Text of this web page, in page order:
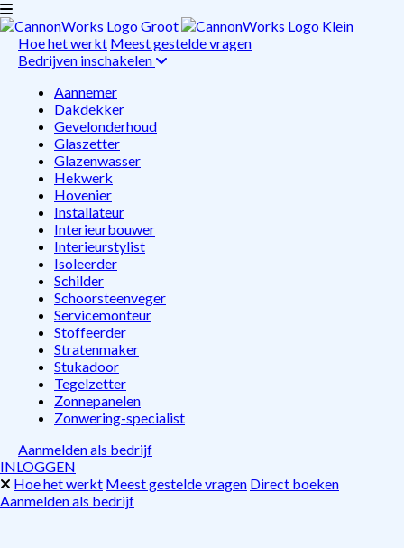
Hoe het werkt Meest gestelde vragen
Bedrijven inschakelen
Aannemer
Dakdekker
Gevelonderhoud
Glaszetter
Glazenwasser
Hekwerk
Hovenier
Installateur
Interieurbouwer
Interieurstylist
Isoleerder
Schilder
Schoorsteenveger
Servicemonteur
Stoffeerder
Stratenmaker
Stukadoor
Tegelzetter
Zonnepanelen
Zonwering-specialist
Aanmelden als bedrijf
INLOGGEN
Hoe het werkt Meest gestelde vragen Direct boeken
Aanmelden als bedrijf